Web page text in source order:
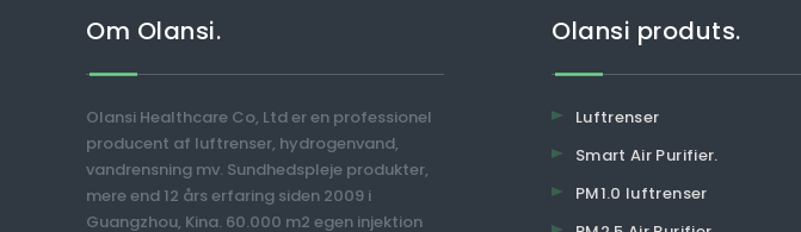
Om Olansi.
Olansi Healthcare Co, Ltd er en professionel
producent af luftrenser, hydrogenvand,
vandrensning mv. Sundhedspleje produkter,
mere end 12 års erfaring siden 2009 i
Guangzhou, Kina. 60.000 m2 egen injektion
Olansi produts.
Luftrenser
Smart Air Purifier.
PM1.0 luftrenser